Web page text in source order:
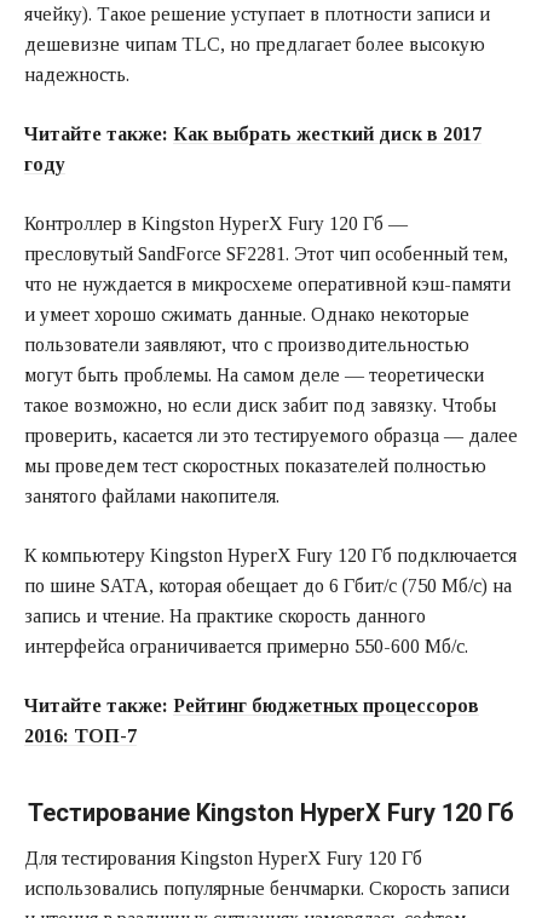
ячейку). Такое решение уступает в плотности записи и
дешевизне чипам TLC, но предлагает более высокую
надежность.
Читайте также: Как выбрать жесткий диск в 2017
году
Контроллер в Kingston HyperX Fury 120 Гб —
пресловутый SandForce SF2281. Этот чип особенный тем,
что не нуждается в микросхеме оперативной кэш-памяти
и умеет хорошо сжимать данные. Однако некоторые
пользователи заявляют, что с производительностью
могут быть проблемы. На самом деле — теоретически
такое возможно, но если диск забит под завязку. Чтобы
проверить, касается ли это тестируемого образца — далее
мы проведем тест скоростных показателей полностью
занятого файлами накопителя.
К компьютеру Kingston HyperX Fury 120 Гб подключается
по шине SATA, которая обещает до 6 Гбит/с (750 Мб/с) на
запись и чтение. На практике скорость данного
интерфейса ограничивается примерно 550-600 Мб/с.
Читайте также: Рейтинг бюджетных процессоров
2016: ТОП-7
Тестирование Kingston HyperX Fury 120 Гб
Для тестирования Kingston HyperX Fury 120 Гб
использовались популярные бенчмарки. Скорость записи